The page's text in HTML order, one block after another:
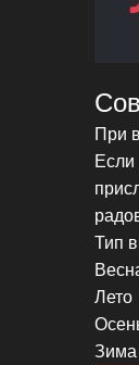
При
Если
Тип
Лето
Зима